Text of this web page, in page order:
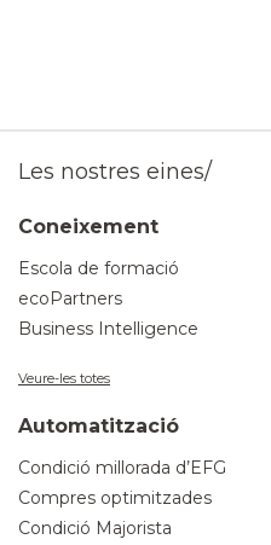
Les nostres eines/
Coneixement
Escola de formació
ecoPartners
Business Intelligence
Veure-les totes
Automatització
Condició millorada d’EFG
Compres optimitzades
Condició Majorista